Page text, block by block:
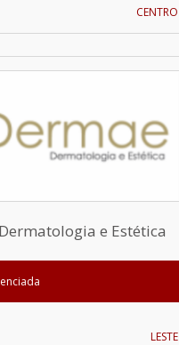
CENTRO
e Estética
LESTE